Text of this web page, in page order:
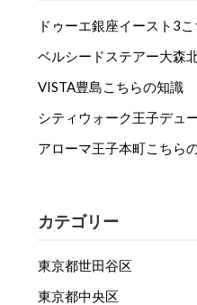
ドゥーエ銀座イースト3
ベルシードステアー大森
VISTA豊島こちらの知識
シティウォーク王子デュ
アローマ王子本町こちら
カテゴリー
東京都世田谷区
東京都中央区